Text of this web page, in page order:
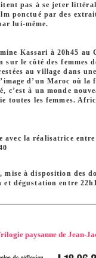
pas à se jeter
ponctué par des
lui-même.
Kassari à 20h45 au
le côté des femmes
au village dans
d’un Maroc où la
c’est à un monde
toutes les femmes.
avec la réalisatrice entre
mise à disposition des
et dégustation entre
paysanne de Jean-